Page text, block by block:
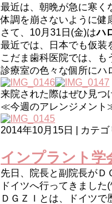
最近は、朝晩が急に寒く
体調を崩さないように健
さて、10月31日(金)はハ
最近では、日本でも仮装
こだま歯科医院では、も
診療室の色々な個所にハ
来院された際はぜひ見つ
≪今週のアレンジメン
2014年10月15日 | カテゴ
インプラント学
先日、院長と副院長がＤ
ドイツへ行ってきました
ＤＧＺＩとは、ドイツ